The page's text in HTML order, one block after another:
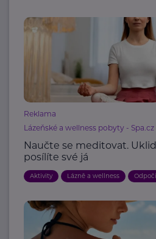
Reklama
Lázeňské a wellness pobyty - Spa.cz
Naučte se meditovat.
posílíte své já
Aktivity Lázně a wellness